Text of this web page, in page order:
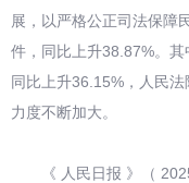
展，以严格公正司法保障
件，同比上升38.87%。其
同比上升36.15%，人民
力度不断加大。
《 人民日报 》（ 2025